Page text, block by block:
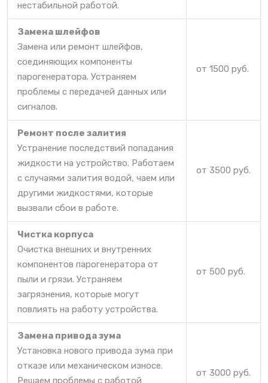
нестабильной работой.
Замена шлейфов
Замена или ремонт шлейфов,
соединяющих компоненты
парогенератора. Устраняем
проблемы с передачей данных или
сигналов.
от 1500 руб.
Ремонт после залития
Устранение последствий попадания
жидкости на устройство. Работаем
с случаями залития водой, чаем или
другими жидкостями, которые
вызвали сбои в работе.
от 3500 руб.
Чистка корпуса
Очистка внешних и внутренних
компонентов парогенератора от
пыли и грязи. Устраняем
загрязнения, которые могут
повлиять на работу устройства.
от 500 руб.
Замена привода зума
Установка нового привода зума при
отказе или механическом износе.
Решаем проблемы с работой
от 3000 руб.